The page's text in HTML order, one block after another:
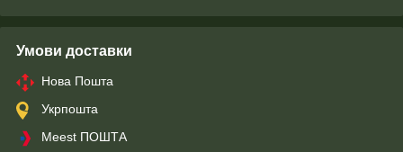
Умови доставки
Нова Пошта
Укрпошта
Meest ПОШТА